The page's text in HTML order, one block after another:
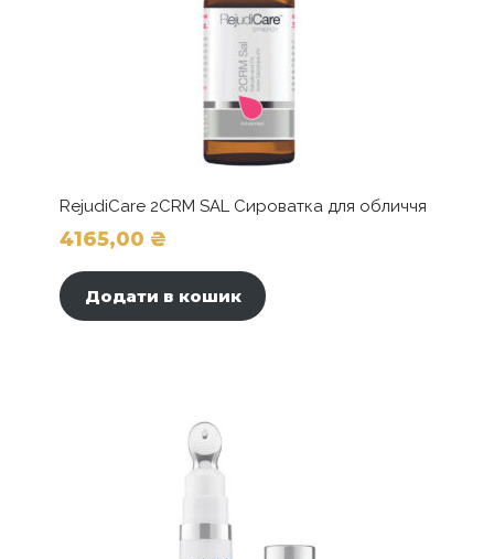
RejudiCare 2CRM SAL Сироватка для обличчя
4165,00 ₴
Додати в кошик